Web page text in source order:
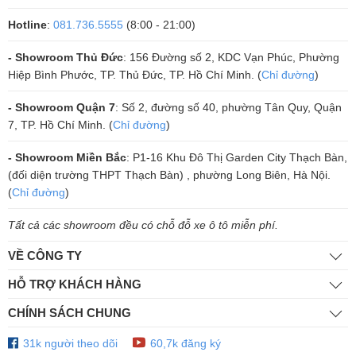
nghe mà không bị rè. Các diễn giả khác trong cùng phần.
Công suất cực đại đạt 100W, giúp bạn thoải mái ca hát khi loa hoạt
động hết tải, không lo bị gián đoạn. Tối đa hóa trải nghiệm âm nhạc
karaoke, bạn cũng có thể sử dụng loa di động Prosing W-Silver-E làm
loa thuyết trình, giảng dạy, bán hàng…
Hotline: 081.736.5555 (8:00 - 21:00)
- Showroom Thủ Đức: 156 Đường số 2, KDC Vạn Phúc, Phường
Hiệp Bình Phước, TP. Thủ Đức, TP. Hồ Chí Minh. (Chỉ đường)
- Showroom Quận 7: Số 2, đường số 40, phường Tân Quy, Quận
7, TP. Hồ Chí Minh. (Chỉ đường)
- Showroom Miền Bắc: P1-16 Khu Đô Thị Garden City Thạch Bàn,
(đối diện trường THPT Thạch Bàn) , phường Long Biên, Hà Nội.
(Chỉ đường)
Tất cả các showroom đều có chỗ đỗ xe ô tô miễn phí.
VỀ CÔNG TY
HỖ TRỢ KHÁCH HÀNG
CHÍNH SÁCH CHUNG
31k người theo dõi 60,7k đăng ký